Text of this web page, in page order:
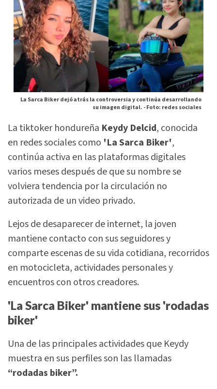
La Sarca Biker dejó atrás la controversia y continúa desarrollando
su imagen digital. -Foto: redes sociales
La tiktoker hondureña Keydy Delcid, conocida
en redes sociales como 'La Sarca Biker',
continúa activa en las plataformas digitales
varios meses después de que su nombre se
volviera tendencia por la circulación no
autorizada de un video privado.
Lejos de desaparecer de internet, la joven
mantiene contacto con sus seguidores y
comparte escenas de su vida cotidiana, recorridos
en motocicleta, actividades personales y
encuentros con otros creadores.
'La Sarca Biker' mantiene sus 'rodadas
biker'
Una de las principales actividades que Keydy
muestra en sus perfiles son las llamadas
“rodadas biker”.